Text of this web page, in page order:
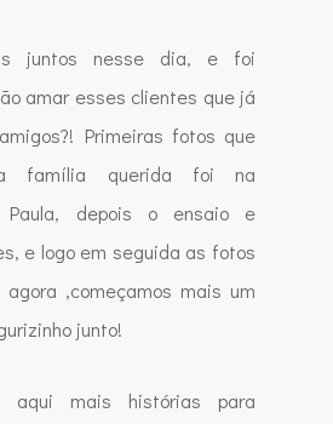
juntos nesse dia, e foi
amar esses clientes que já
Primeiras fotos que
família querida foi na
Paula, depois o ensaio e
e logo em seguida as fotos
,começamos mais um
junto!
aqui mais histórias para